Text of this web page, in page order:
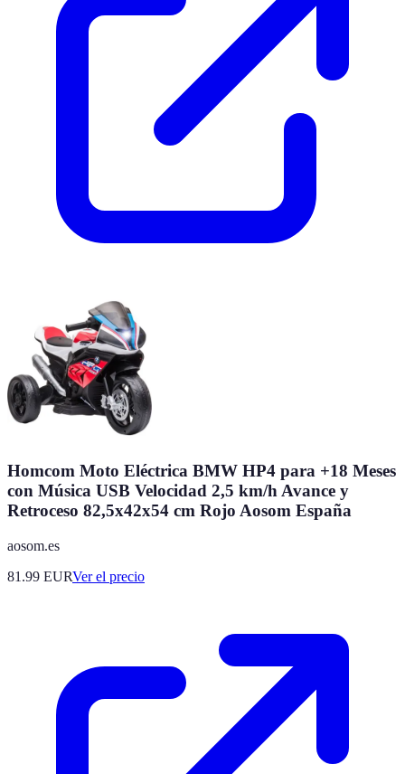
Homcom Moto Eléctrica BMW HP4 para +18 Meses
con Música USB Velocidad 2,5 km/h Avance y
Retroceso 82,5x42x54 cm Rojo Aosom España
aosom.es
81.99 EURVer el precio